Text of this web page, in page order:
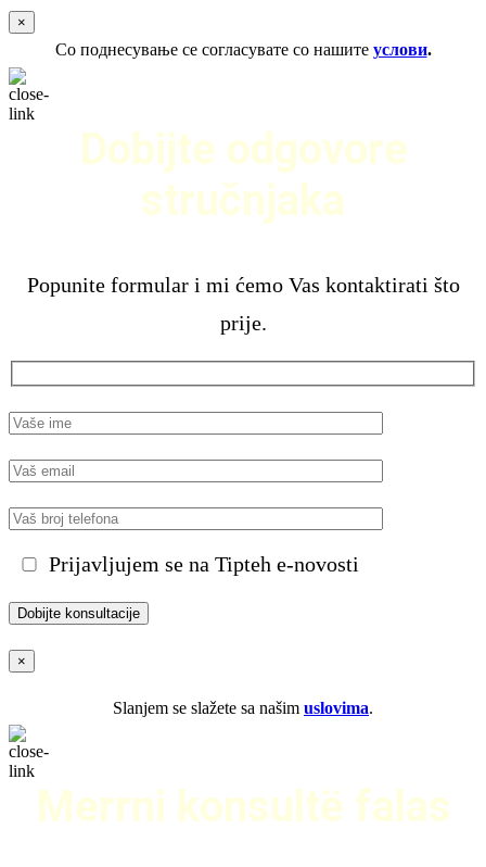
×
Со поднесување се согласувате со нашите услови.
Dobijte odgovore
stručnjaka
Popunite formular i mi ćemo Vas kontaktirati što
prije.
Prijavljujem se na Tipteh e-novosti
×
Slanjem se slažete sa našim uslovima.
Merrni konsultë falas